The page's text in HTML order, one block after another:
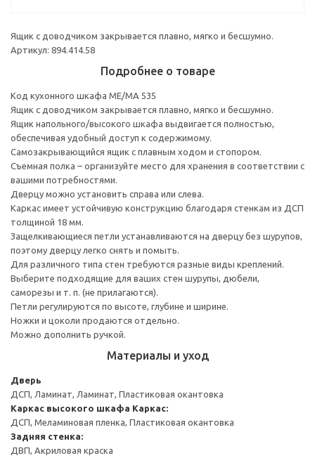
Ящик с доводчиком закрывается плавно, мягко и бесшумно.
Артикул: 894.414.58
Подробнее о товаре
Код кухонного шкафа ME/MA 535
Ящик с доводчиком закрывается плавно, мягко и бесшумно.
Ящик напольного/высокого шкафа выдвигается полностью,
обеспечивая удобный доступ к содержимому.
Cамозакрывающийся ящик с плавным ходом и стопором.
Съемная полка – организуйте место для хранения в соответствии с
вашими потребностями.
Дверцу можно установить справа или слева.
Каркас имеет устойчивую конструкцию благодаря стенкам из ДСП
толщиной 18 мм.
Защелкивающиеся петли устанавливаются на дверцу без шурупов,
поэтому дверцу легко снять и помыть.
Для различного типа стен требуются разные виды креплений.
Выберите подходящие для ваших стен шурупы, дюбели,
саморезы и т. п. (не прилагаются).
Петли регулируются по высоте, глубине и ширине.
Ножки и цоколи продаются отдельно.
Можно дополнить ручкой.
Материалы и уход
Дверь
ДСП, Ламинат, Ламинат, Пластиковая окантовка
Каркас высокого шкафа Каркас:
ДСП, Меламиновая пленка, Пластиковая окантовка
Задняя стенка:
ДВП, Акриловая краска